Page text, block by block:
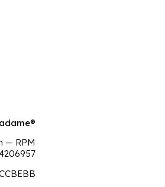
— RPM